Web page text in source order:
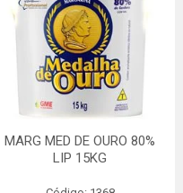
MARG MED DE OURO 80%
LIP 15KG